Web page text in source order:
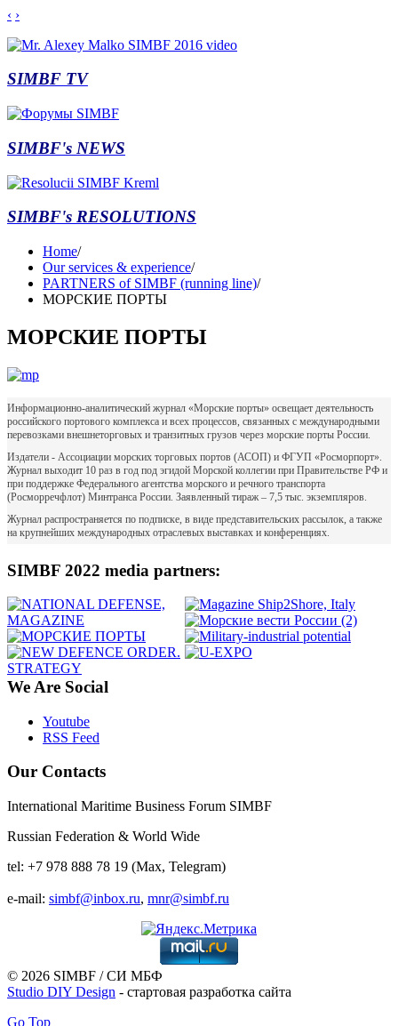
‹ ›
SIMBF TV
SIMBF's NEWS
SIMBF's RESOLUTIONS
Home/
Our services & experience/
PARTNERS of SIMBF (running line)/
МОРСКИЕ ПОРТЫ
МОРСКИЕ ПОРТЫ
Информационно-аналитический журнал «Морские порты» освещает деятельность
российского портового комплекса и всех процессов, связанных с международными
перевозками внешнеторговых и транзитных грузов через морские порты России.
Издатели - Ассоциации морских торговых портов (АСОП) и ФГУП «Росморпорт».
Журнал выходит 10 раз в год под эгидой Морской коллегии при Правительстве РФ и
при поддержке Федерального агентства морского и речного транспорта
(Росморречфлот) Минтранса России. Заявленный тираж – 7,5 тыс. экземпляров.
Журнал распространяется по подписке, в виде представительских рассылок, а также
на крупнейших международных отраслевых выставках и конференциях.
SIMBF 2022 media partners:
We Are Social
Youtube
RSS Feed
Our Contacts
International Maritime Business Forum SIMBF
Russian Federation & World Wide
tel: +7 978 888 78 19 (Max, Telegram)
e-mail: simbf@inbox.ru, mnr@simbf.ru
© 2026 SIMBF / СИ МБФ
Studio DIY Design - стартовая разработка сайта
Go Top